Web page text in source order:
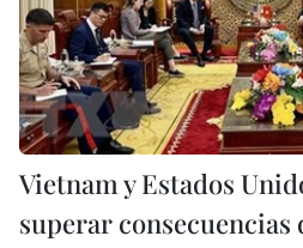
Vietnam y Estados
superar consecuencias